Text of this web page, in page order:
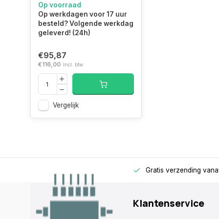
IEEE 802.1Q
Aantal
MIMO
VLAN=ondersteuning
Quality of
Maximum
indoorbereik
139,35 m
Zendvermogen
over Ethernet (PoE)
Op voorraad
Op werkdagen voor 17 uur
besteld? Volgende werkdag
geleverd! (24h)
€95,87
€116,00 Incl. btw
Vergelijk
Gratis verzending
Klantenservice